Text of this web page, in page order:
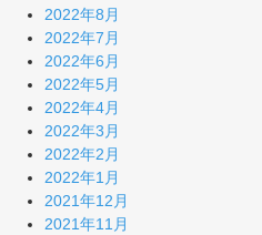
2022年8月
2022年7月
2022年6月
2022年5月
2022年4月
2022年3月
2022年2月
2022年1月
2021年12月
2021年11月